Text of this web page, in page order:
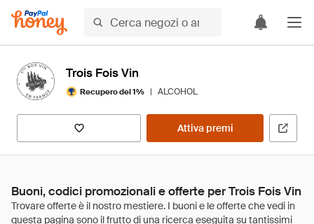
Trois Fois Vin
Recupero del 1% | ALCOHOL
Attiva premi
Buoni, codici promozionali e offerte per Trois Fois Vin